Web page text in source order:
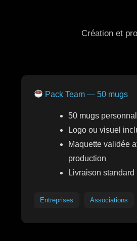
Création et
Pack Team — 50 mugs
50 mugs
Logo ou visuel
Maquette validée
production
Livraison standard
Entreprises Associations